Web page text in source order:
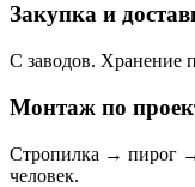
Закупка и
С заводов. Хранение
Монтаж по
Стропилка → пирог
человек.